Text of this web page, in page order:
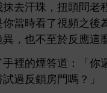
抹 汗珠，扭
問老
當 頻之
異，也
至於反應
裡 煙答 ：「
試過反鎖
嗎？」